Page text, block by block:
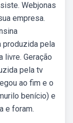
Webjonas
empresa.
produzida pela
livre. Geração
pela tv
ao fim e o
benício) e
e foram.